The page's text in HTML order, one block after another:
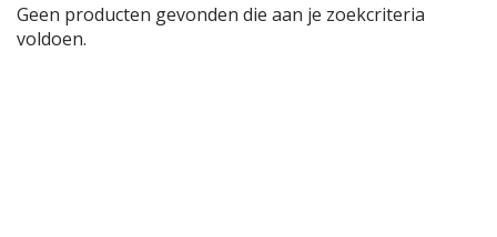
Geen producten gevonden die aan je zoekcriteria
voldoen.